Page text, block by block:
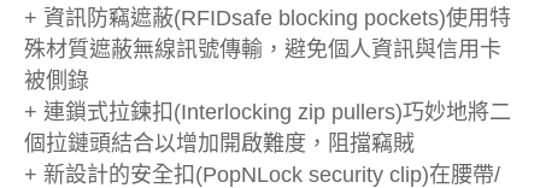
+ 資訊防竊遮蔽(RFIDsafe blocking pockets)使用特
殊材質遮蔽無線訊號傳輸，避免個人資訊與信用卡
被側錄
+ 連鎖式拉鍊扣(Interlocking zip pullers)巧妙地將二
個拉鏈頭結合以增加開啟難度，阻擋竊賊
+ 新設計的安全扣(PopNLock security clip)在腰帶/